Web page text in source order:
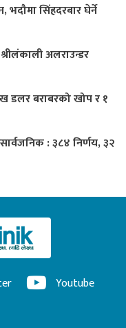
सिंहदरबार घेर्ने
अलराउन्डर
डलर बराबरको खोप र १
सार्वजनिक : ३८४ निर्णय, ३२
Youtube